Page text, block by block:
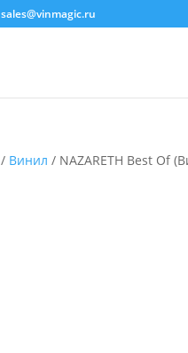
sales@vinmagic.ru
/ Винил / NAZARETH Best Of